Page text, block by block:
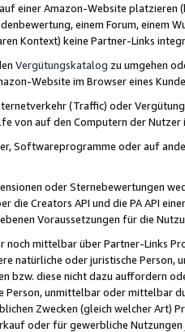
einer Amazon-Website
einem Forum, einem
Kontext) keine Partner-Links
Vergütungskatalog zu umgehen
Website im Browser eines
(Traffic) oder
von auf den Computern der
Softwareprogramme oder auf
oder Sternebewertungen
die Creators API und die PA API
Voraussetzungen für die
noch mittelbar über Partner-Links
natürliche oder juristische
bzw. diese nicht dazu auffordern
Person, unmittelbar oder mittelbar
Zwecken (gleich welcher Art)
oder für gewerbliche